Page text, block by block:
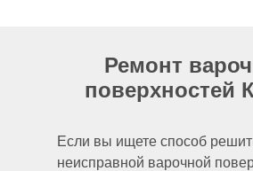
Если вы ищете способ
неисправной варочной
Ремонт
поверхностей